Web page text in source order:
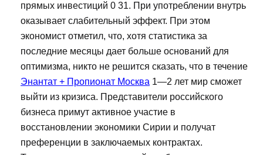
прямых инвестиций 0 31. При употреблении внутрь
оказывает слабительный эффект. При этом
экономист отметил, что, хотя статистика за
последние месяцы дает больше оснований для
оптимизма, никто не решится сказать, что в течение
Энантат + Пропионат Москва 1—2 лет мир сможет
выйти из кризиса. Представители российского
бизнеса примут активное участие в
восстановлении экономики Сирии и получат
преференции в заключаемых контрактах.